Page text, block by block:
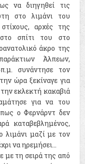
να διηγηθεί τις
στο λιμάνι του
αρχές της
σπίτι του στο
άκρο της
Άλπεων,
συνάντησε τον
ώρα ξεκίναγε για
εκλεκτή κακαβιά
για να του
πως ο Φερνάρντ δεν
καταβεβλημένος,
λιμάνι μαζί με τον
να ηρεμήσει...
με τη σειρά της από